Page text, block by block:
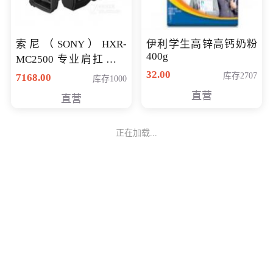
索尼（SONY）HXR-
MC2500 专业肩扛式存
储卡全高清摄录一体机
清入门级摄像机
7168.00 库存1000
直营
伊利学生高锌高钙奶粉
400g
32.00
库存2707
直营
正在加载...